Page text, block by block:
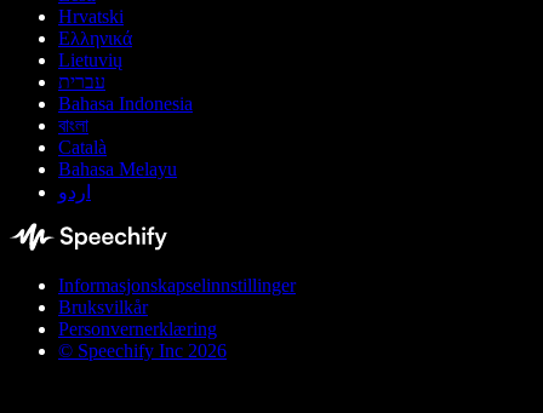
Hrvatski
Ελληνικά
Lietuvių
עברית
Bahasa Indonesia
বাংলা
Català
Bahasa Melayu
اردو
Informasjonskapselinnstillinger
Bruksvilkår
Personvernerklæring
© Speechify Inc 2026